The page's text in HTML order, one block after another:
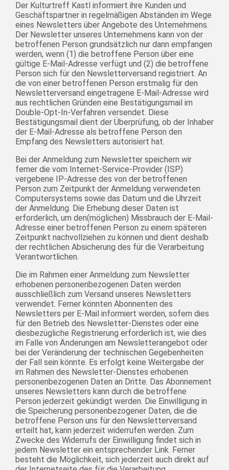
Der Kulturtreff Kastl informiert ihre Kunden und
Geschäftspartner in regelmäßigen Abständen im Wege
eines Newsletters über Angebote des Unternehmens.
Der Newsletter unseres Unternehmens kann von der
betroffenen Person grundsätzlich nur dann empfangen
werden, wenn (1) die betroffene Person über eine
gültige E-Mail-Adresse verfügt und (2) die betroffene
Person sich für den Newsletterversand registriert. An
die von einer betroffenen Person erstmalig für den
Newsletterversand eingetragene E-Mail-Adresse wird
aus rechtlichen Gründen eine Bestätigungsmail im
Double-Opt-In-Verfahren versendet. Diese
Bestätigungsmail dient der Überprüfung, ob der Inhaber
der E-Mail-Adresse als betroffene Person den
Empfang des Newsletters autorisiert hat.
Bei der Anmeldung zum Newsletter speichern wir
ferner die vom Internet-Service-Provider (ISP)
vergebene IP-Adresse des von der betroffenen
Person zum Zeitpunkt der Anmeldung verwendeten
Computersystems sowie das Datum und die Uhrzeit
der Anmeldung. Die Erhebung dieser Daten ist
erforderlich, um den(möglichen) Missbrauch der E-Mail-
Adresse einer betroffenen Person zu einem späteren
Zeitpunkt nachvollziehen zu können und dient deshalb
der rechtlichen Absicherung des für die Verarbeitung
Verantwortlichen.
Die im Rahmen einer Anmeldung zum Newsletter
erhobenen personenbezogenen Daten werden
ausschließlich zum Versand unseres Newsletters
verwendet. Ferner könnten Abonnenten des
Newsletters per E-Mail informiert werden, sofern dies
für den Betrieb des Newsletter-Dienstes oder eine
diesbezügliche Registrierung erforderlich ist, wie dies
im Falle von Änderungen am Newsletterangebot oder
bei der Veränderung der technischen Gegebenheiten
der Fall sein könnte. Es erfolgt keine Weitergabe der
im Rahmen des Newsletter-Dienstes erhobenen
personenbezogenen Daten an Dritte. Das Abonnement
unseres Newsletters kann durch die betroffene
Person jederzeit gekündigt werden. Die Einwilligung in
die Speicherung personenbezogener Daten, die die
betroffene Person uns für den Newsletterversand
erteilt hat, kann jederzeit widerrufen werden. Zum
Zwecke des Widerrufs der Einwilligung findet sich in
jedem Newsletter ein entsprechender Link. Ferner
besteht die Möglichkeit, sich jederzeit auch direkt auf